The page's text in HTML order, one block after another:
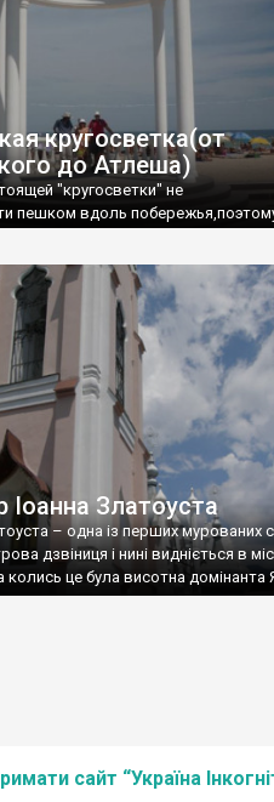
кругосветка(от
до Атлеша)
"кругосветки" не
пешком вдоль
Іоанна Златоуста
– одна із перших мурованих
дзвіниця і нині видніється в
колись це була висотна домінанта
сайт “Україна